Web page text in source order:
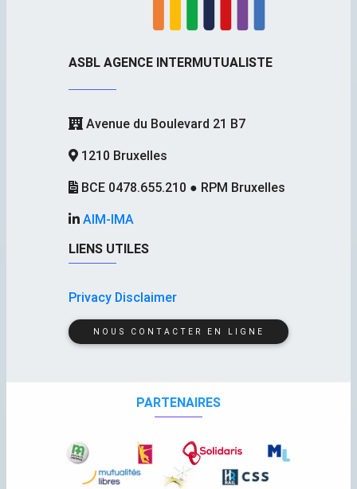
ASBL AGENCE INTERMUTUALISTE
Avenue du Boulevard 21 B7
1210 Bruxelles
BCE 0478.655.210 ● RPM Bruxelles
AIM-IMA
LIENS UTILES
Privacy Disclaimer
NOUS CONTACTER EN LIGNE
PARTENAIRES